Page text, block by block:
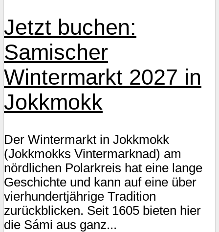
Jetzt buchen:
Samischer
Wintermarkt 2027 in
Jokkmokk
Der Wintermarkt in Jokkmokk
(Jokkmokks Vintermarknad) am
nördlichen Polarkreis hat eine lange
Geschichte und kann auf eine über
vierhundertjährige Tradition
zurückblicken. Seit 1605 bieten hier
die Sámi aus ganz...